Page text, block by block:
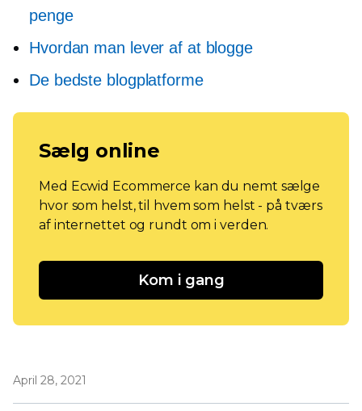
penge
Hvordan man lever af at blogge
De bedste blogplatforme
Sælg online
Med Ecwid Ecommerce kan du nemt sælge
hvor som helst, til hvem som helst - på tværs
af internettet og rundt om i verden.
Kom i gang
April 28, 2021